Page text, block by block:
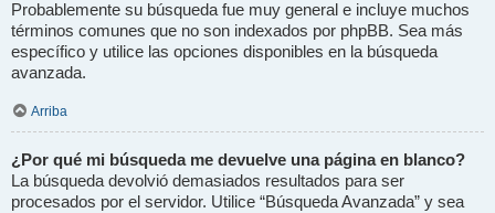
Probablemente su búsqueda fue muy general e incluye muchos
términos comunes que no son indexados por phpBB. Sea más
específico y utilice las opciones disponibles en la búsqueda
avanzada.
Arriba
¿Por qué mi búsqueda me devuelve una página en blanco?
La búsqueda devolvió demasiados resultados para ser
procesados por el servidor. Utilice “Búsqueda Avanzada” y sea